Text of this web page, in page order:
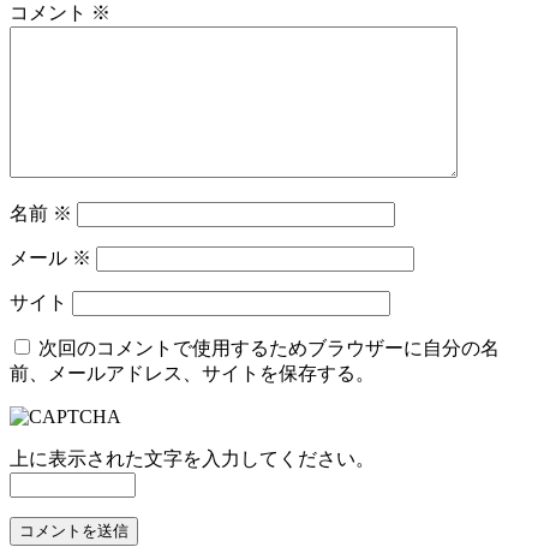
コメント ※
名前 ※
メール ※
サイト
次回のコメントで使用するためブラウザーに自分の名
前、メールアドレス、サイトを保存する。
上に表示された文字を入力してください。